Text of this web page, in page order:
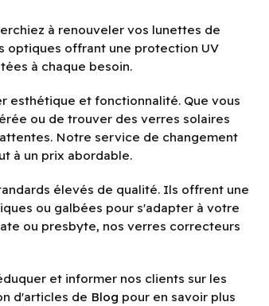
à renouveler vos lunettes de
optiques offrant une protection UV
à chaque besoin.
esthétique et fonctionnalité. Que vous
ou de trouver des verres solaires
Notre service de changement
à un prix abordable.
élevés de qualité. Ils offrent une
ou galbées pour s'adapter à votre
ou presbyte, nos verres correcteurs
et informer nos clients sur les
d'articles de Blog pour en savoir plus